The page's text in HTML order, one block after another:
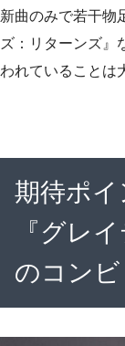
新曲のみで若干物
ズ：リターンズ』
われていることは
期待ポイ
『グレ
のコンビ